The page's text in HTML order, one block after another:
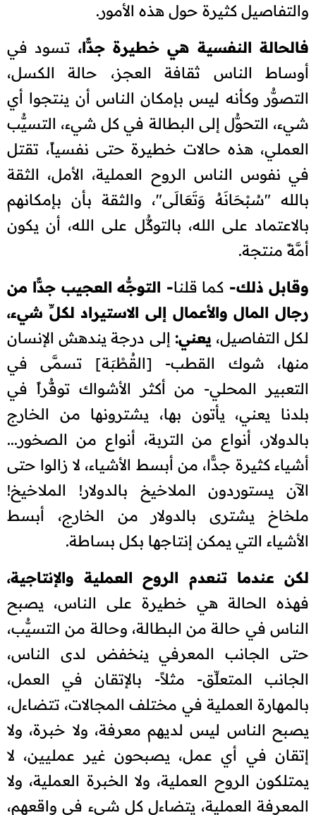
والتفاصيل كثيرة حول هذه الأمور.
فالحالة النفسية هي خطيرة جدًّا، تسود في
أوساط الناس ثقافة العجز، حالة الكسل،
التصوُّر وكأنه ليس بإمكان الناس أن ينتجوا أي
شيء، التحوُّل إلى البطالة في كل شيء، التسيُّب
العملي، هذه حالات خطيرة حتى نفسياً، تقتل
في نفوس الناس الروح العملية، الأمل، الثقة
بالله "سُبْحَانَهُ وَتَعَالَى"، والثقة بأن بإمكانهم
بالاعتماد على الله، بالتوكُّل على الله، أن يكون
أمَّةً منتجة.
وقابل ذلك- كما قلنا- التوجُّه العجيب جدًّا من
رجال المال والأعمال إلى الاستيراد لكلِّ شيء،
لكل التفاصيل، يعني:إلى درجة يندهش الإنسان
منها، شوك القطب- [القُطْبَة] تسمَّى في
التعبير المحلي- من أكثر الأشواك توفُّراً في
بلدنا يعني، يأتون بها، يشترونها من الخارج
بالدولار، أنواع من التربة، أنواع من الصخور...
أشياء كثيرة جدًّا، من أبسط الأشياء، لا زالوا حتى
الآن يستوردون الملاخيخ بالدولار! الملاخيخ!
ملخاخ يشترى بالدولار من الخارج، أبسط
الأشياء التي يمكن إنتاجها بكل بساطة.
لكن عندما تنعدم الروح العملية والإنتاجية،
فهذه الحالة هي خطيرة على الناس، يصبح
الناس في حالة من البطالة، وحالة من التسيُّب،
حتى الجانب المعرفي ينخفض لدى الناس،
الجانب المتعلِّق- مثلاً- بالإتقان في العمل،
بالمهارة العملية في مختلف المجالات، تتضاءل،
يصبح الناس ليس لديهم معرفة، ولا خبرة، ولا
إتقان في أي عمل، يصبحون غير عمليين، لا
يمتلكون الروح العملية، ولا الخبرة العملية، ولا
المعرفة العملية، يتضاءل كل شيء في واقعهم،